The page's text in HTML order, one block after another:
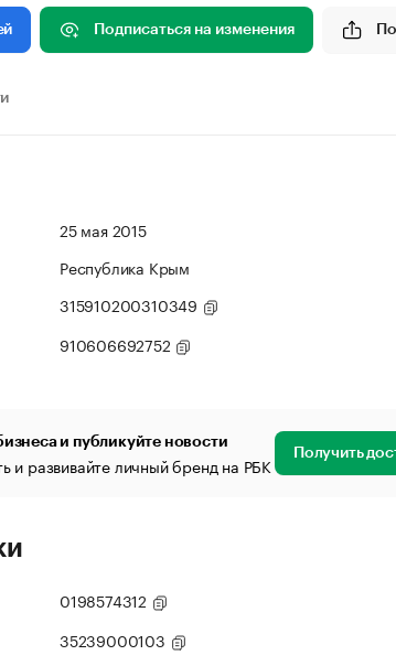
Подписаться на изменения
25 мая 2015
Республика Крым
315910200310349
910606692752
и публикуйте новости
и развивайте личный бренд на РБК Получить
0198574312
35239000103